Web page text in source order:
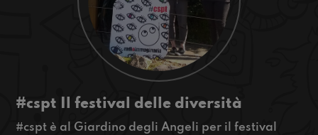
#cspt Il festival delle diversità
#cspt è al Giardino degli Angeli per il festival